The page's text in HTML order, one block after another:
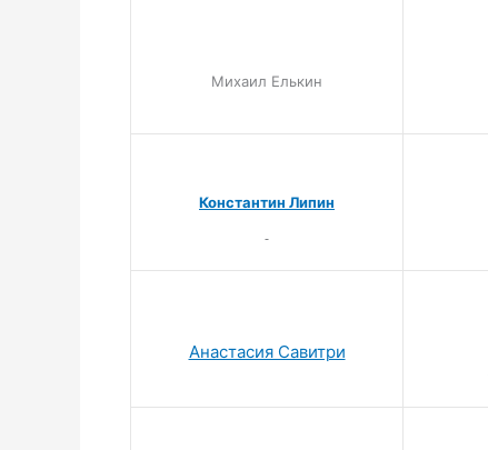
Михаил Елькин
Константин Липин
Анастасия Савитри